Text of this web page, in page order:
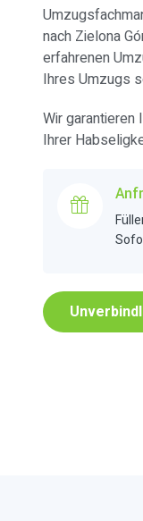
nach Zielona
erfahrenen
Ihres Umzugs
Wir garantieren
Ihrer